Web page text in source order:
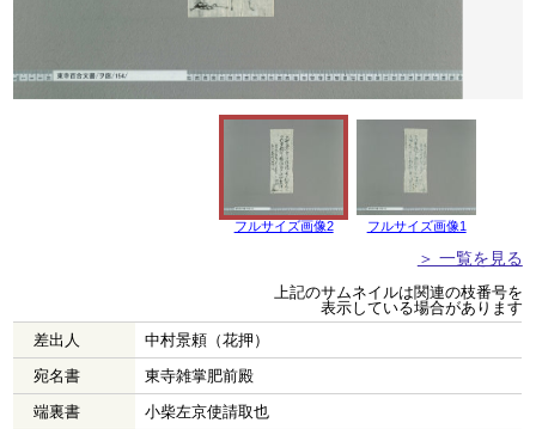
フルサイズ画像2 フルサイズ画像1
＞ 一覧を見る
上記のサムネイルは関連の枝番号を
表示している場合があります
差出人
中村景頼（花押）
宛名書
東寺雑掌肥前殿
端裏書
小柴左京使請取也